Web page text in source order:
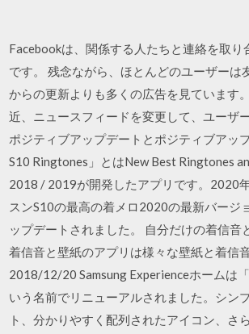
Facebookは、関係する人たちと連絡を取り
です。 残念ながら、ほとんどのユーザーは
からの更新よりも多くの広告を見ています
近、ニュースフィードを変更して、ユーザ
ポジティブアップデートとポジティブアッ
S10 Ringtones」とはNew Best Ringtones
2018 / 2019が開発したアプリです。2020
スンS10の最高の着メロ2020の最新バージ
ップデートされました。 自分だけの着信音
着信音と壁紙のアプリは様々な壁紙と着信
2018/12/20 Samsung Experienceホームは
いう名前でリニューアルされました。シン
ト、分かりやすく配列されたアイコン、さ